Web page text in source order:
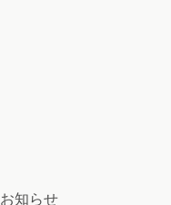
お知らせ